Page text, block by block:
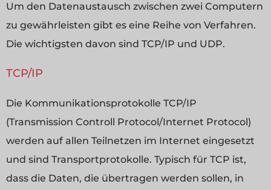
Um den Datenaustausch zwischen zwei Computern
zu gewährleisten gibt es eine Reihe von Verfahren.
Die wichtigsten davon sind TCP/IP und UDP.
TCP/IP
Die Kommunikationsprotokolle TCP/IP
(Transmission Controll Protocol/Internet Protocol)
werden auf allen Teilnetzen im Internet eingesetzt
und sind Transportprotokolle. Typisch für TCP ist,
dass die Daten, die übertragen werden sollen, in